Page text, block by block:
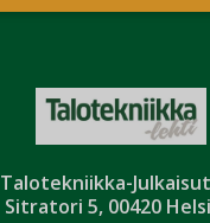
Talotekniikka-
Sitratori 5, 00420